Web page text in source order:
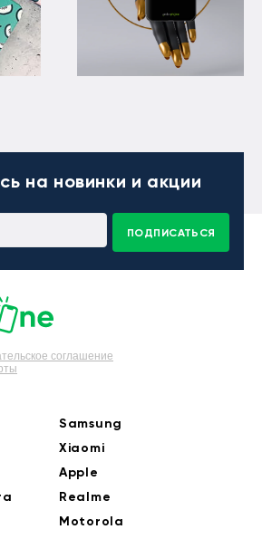
на новинки и акции
ПОДПИСАТЬСЯ
соглашение
Samsung
Xiaomi
Apple
Realme
Motorola